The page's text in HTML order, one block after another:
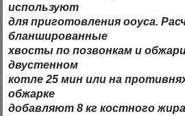
используют
для приготовления ооуса.
бланшированные
хвосты по позвонкам и
двустенном
котле 25 мин или на
обжарке
добавляют 8 кг костного